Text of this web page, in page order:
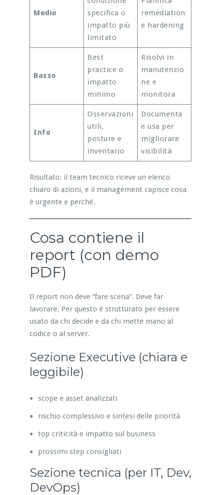
Medio
specifica o
impatto più
limitato
remediation
e hardening
Basso
Best
practice o
impatto
minimo
Risolvi in
manutenzio
ne e
monitora
Info
Osservazioni
utili,
posture e
inventario
Documenta
e usa per
migliorare
visibilità
Risultato: il team tecnico riceve un elenco
chiaro di azioni, e il management capisce cosa
è urgente e perché.
Cosa contiene il
report (con demo
PDF)
Il report non deve “fare scena”. Deve far
lavorare. Per questo è strutturato per essere
usato da chi decide e da chi mette mano al
codice o al server.
Sezione Executive (chiara e
leggibile)
scope e asset analizzati
rischio complessivo e sintesi delle priorità
top criticità e impatto sul business
prossimi step consigliati
Sezione tecnica (per IT, Dev,
DevOps)